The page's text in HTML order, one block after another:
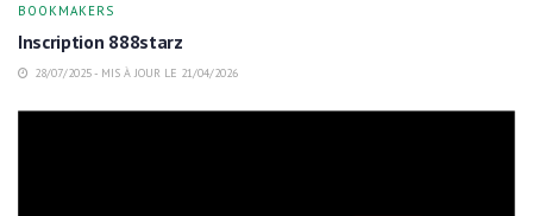
BOOKMAKERS
Inscription 888starz
28/07/2025 - MIS À JOUR LE 21/04/2026